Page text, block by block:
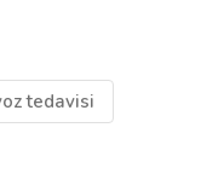
tedavisi